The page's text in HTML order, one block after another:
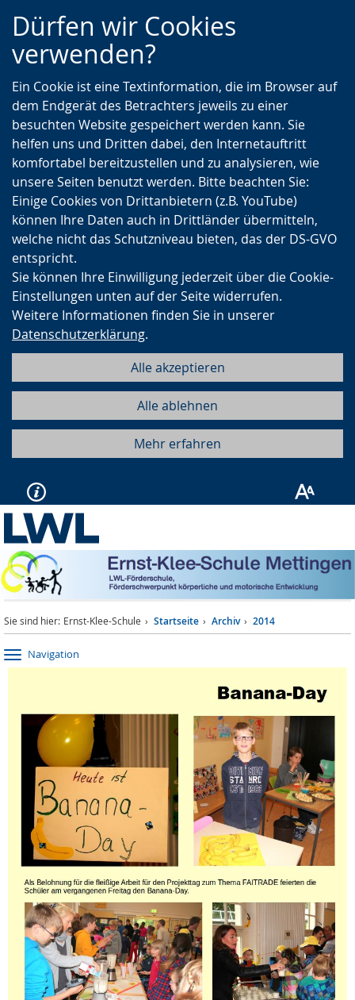
Zur
Hauptnavigation
Zur
Seitennavigation
Zum
Inhalt
Dürfen wir Cookies
verwenden?
Ein Cookie ist eine Textinformation, die im Browser auf
dem Endgerät des Betrachters jeweils zu einer
besuchten Website gespeichert werden kann. Sie
helfen uns und Dritten dabei, den Internetauftritt
komfortabel bereitzustellen und zu analysieren, wie
unsere Seiten benutzt werden. Bitte beachten Sie:
Einige Cookies von Drittanbietern (z.B. YouTube)
können Ihre Daten auch in Drittländer übermitteln,
welche nicht das Schutzniveau bieten, das der DS-GVO
entspricht.
Sie können Ihre Einwilligung jederzeit über die Cookie-
Einstellungen unten auf der Seite widerrufen.
Weitere Informationen finden Sie in unserer
Datenschutzerklärung.
Alle akzeptieren
Alle ablehnen
Mehr erfahren
Sie sind hier: Ernst-Klee-Schule Startseite Archiv 2014
Navigation